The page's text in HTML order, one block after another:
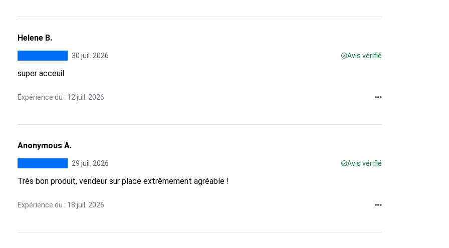
Helene B.
30 juil. 2026 Avis vérifié
super acceuil
Expérience du : 12 juil. 2026
Anonymous A.
29 juil. 2026 Avis vérifié
Très bon produit, vendeur sur place extrêmement agréable !
Expérience du : 18 juil. 2026